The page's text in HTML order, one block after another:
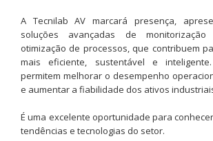
A Tecnilab AV marcará presença,
soluções avançadas de
otimização de processos, que contribuem
mais eficiente, sustentável e
permitem melhorar o desempenho
e aumentar a fiabilidade dos ativos
É uma excelente oportunidade para
tendências e tecnologias do setor.